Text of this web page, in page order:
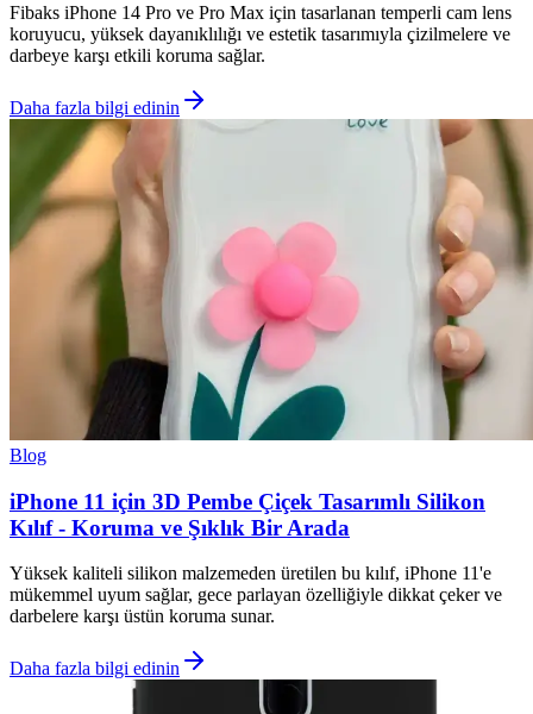
Fibaks iPhone 14 Pro ve Pro Max için tasarlanan temperli cam lens
koruyucu, yüksek dayanıklılığı ve estetik tasarımıyla çizilmelere ve
darbeye karşı etkili koruma sağlar.
Daha fazla bilgi edinin
Blog
iPhone 11 için 3D Pembe Çiçek Tasarımlı Silikon
Kılıf - Koruma ve Şıklık Bir Arada
Yüksek kaliteli silikon malzemeden üretilen bu kılıf, iPhone 11'e
mükemmel uyum sağlar, gece parlayan özelliğiyle dikkat çeker ve
darbelere karşı üstün koruma sunar.
Daha fazla bilgi edinin